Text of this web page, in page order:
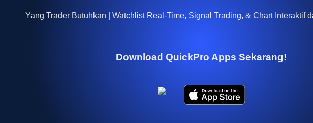
Yang Trader Butuhkan | Watchlist Real-Time, Signal Trading, & Chart Interaktif
Download QuickPro Apps Sekarang!